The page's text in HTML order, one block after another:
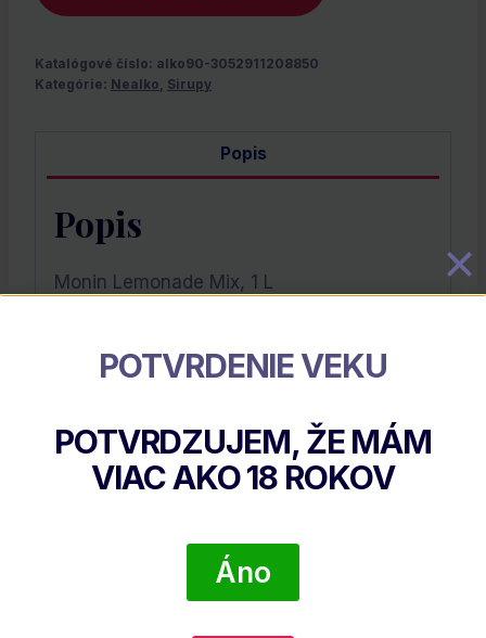
Katalógové číslo: alko90-3052911208850
Kategórie: Nealko, Sirupy
Popis
Popis
Monin Lemonade Mix, 1 L
Súvisiace Produkty
POTVRDENIE VEKU
POTVRDZUJEM, ŽE MÁM
VIAC AKO18 ROKOV
Áno